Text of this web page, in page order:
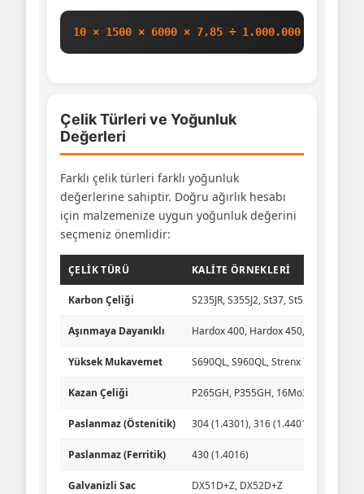
10 × 1500 × 6000 × 7,85 ÷ 1.000.000 = 706,50
Çelik Türleri ve Yoğunluk
Değerleri
Farklı çelik türleri farklı yoğunluk
değerlerine sahiptir. Doğru ağırlık hesabı
için malzemenize uygun yoğunluk değerini
seçmeniz önemlidir:
ÇELIK TÜRÜ KALITE ÖRNEKLERI
Karbon Çeliği S235JR, S355J2, St37, St52
Aşınmaya Dayanıklı Hardox 400, Hardox 450, Hardox 500
Yüksek Mukavemet S690QL, S960QL, Strenx 700
Kazan Çeliği P265GH, P355GH, 16Mo3
Paslanmaz (Östenitik) 304 (1.4301), 316 (1.4401)
Paslanmaz (Ferritik) 430 (1.4016)
Galvanizli Sac DX51D+Z, DX52D+Z